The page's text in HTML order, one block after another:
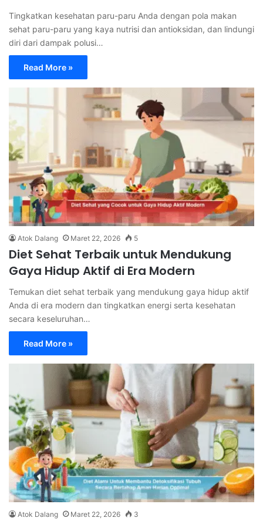
Tingkatkan kesehatan paru-paru Anda dengan pola makan
sehat paru-paru yang kaya nutrisi dan antioksidan, dan lindungi
diri dari dampak polusi…
Read More »
Atok Dalang Maret 22, 2026 5
Diet Sehat Terbaik untuk Mendukung
Gaya Hidup Aktif di Era Modern
Temukan diet sehat terbaik yang mendukung gaya hidup aktif
Anda di era modern dan tingkatkan energi serta kesehatan
secara keseluruhan…
Read More »
Atok Dalang Maret 22, 2026 3